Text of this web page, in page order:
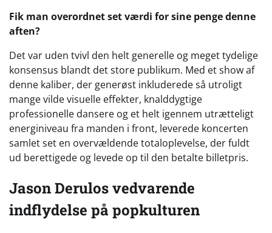
Fik man overordnet set værdi for sine penge denne
aften?
Det var uden tvivl den helt generelle og meget tydelige
konsensus blandt det store publikum. Med et show af
denne kaliber, der generøst inkluderede så utroligt
mange vilde visuelle effekter, knalddygtige
professionelle dansere og et helt igennem utrætteligt
energiniveau fra manden i front, leverede koncerten
samlet set en overvældende totaloplevelse, der fuldt
ud berettigede og levede op til den betalte billetpris.
Jason Derulos vedvarende
indflydelse på popkulturen